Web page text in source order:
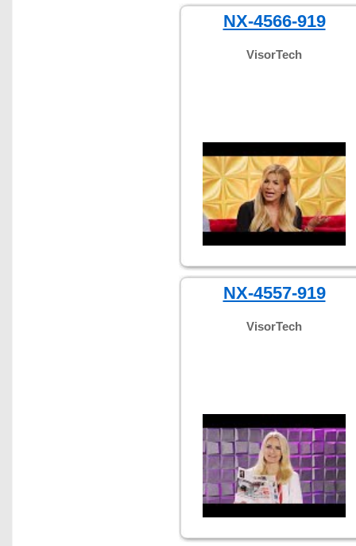
NX-4566-919
VisorTech
NX-4557-919
VisorTech